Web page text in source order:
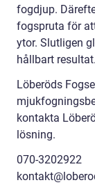
fogdjup.
fogspruta för
ytor. Slutligen
hållbart resultat.
Löberöds
kontakta
lösning.
070-3202922